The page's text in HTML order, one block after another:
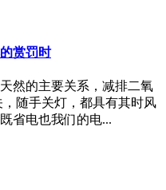
赏罚时
然的主要关系，减排二氧
随手关灯，都具有其时风
省电也我们的电...